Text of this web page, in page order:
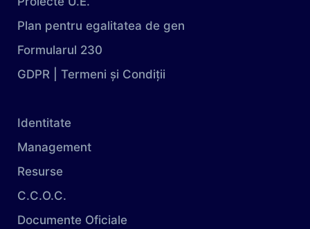
Plan pentru egalitatea de gen
Formularul 230
GDPR | Termeni și Condiții
Identitate
Management
Resurse
C.C.O.C.
Documente Oficiale